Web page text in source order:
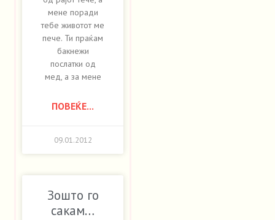
мене поради
тебе животот ме
пече. Ти праќам
бакнежи
послатки од
мед, а за мене
ПОВЕЌЕ...
09.01.2012
Зошто го
сакам…